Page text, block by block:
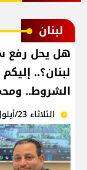
لبنان
هل يحل رفع
لبنان؟..
الشروط..
الثلاثاء 23/أيلول/2025 - 01:10 م